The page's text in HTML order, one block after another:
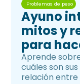
Problemas de peso
Ayuno
mitos y
para
Aprende
cuáles son
relación